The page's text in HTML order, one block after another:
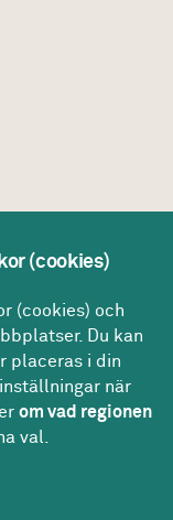
(cookies)
(cookies) och
Du kan
placeras i din
när
om vad regionen
val.